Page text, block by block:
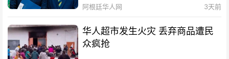
阿根廷华人网 3天前
华人超市发生火灾 丢弃商品遭民
众疯抢